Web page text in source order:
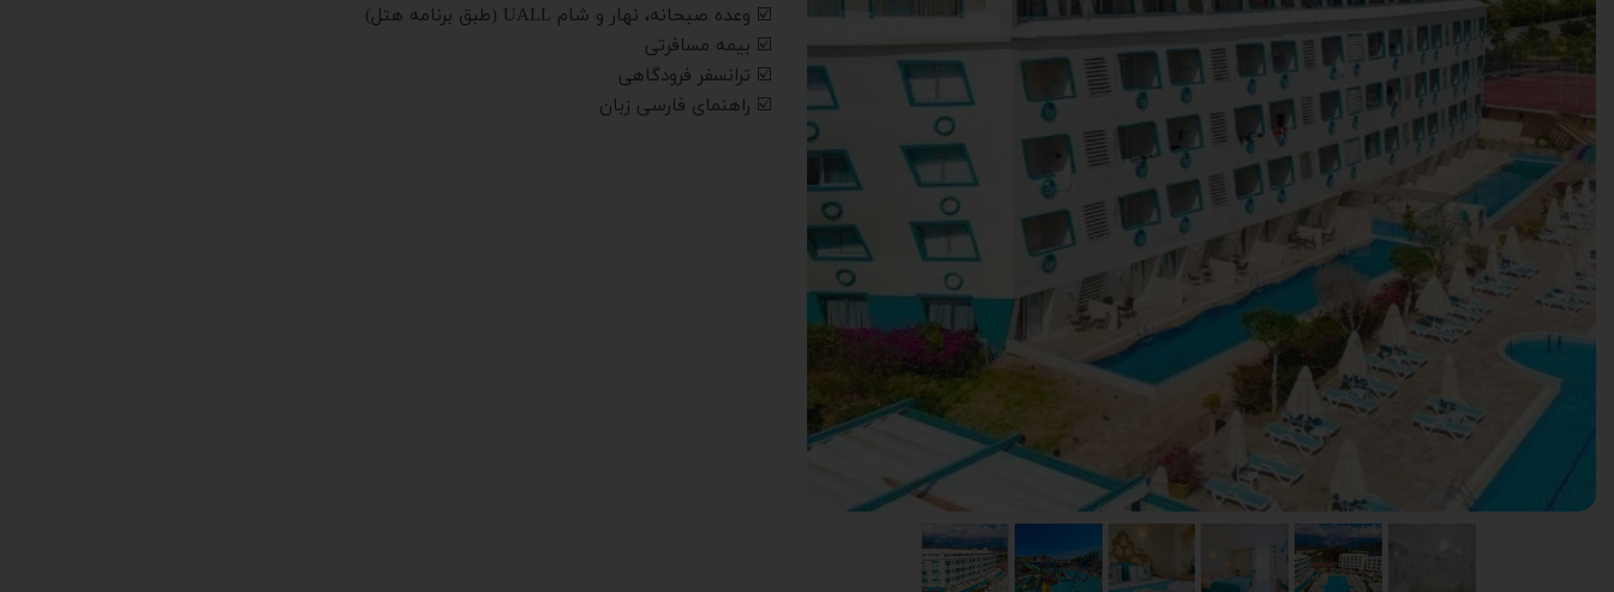
☑️ وعده صبحانه، نهار و شام UALL (طبق برنامه هتل)
☑️ بیمه مسافرتی
☑️ ترانسفر فرودگاهی
☑️ راهنمای فارسی زبان